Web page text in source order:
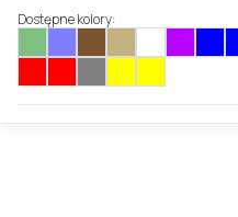
Dostępne kolory: